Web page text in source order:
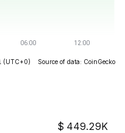
(UTC+0) Source of data: CoinGecko
449.29K